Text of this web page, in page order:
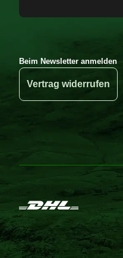
Beim Newsletter anmelden
Vertrag widerrufen